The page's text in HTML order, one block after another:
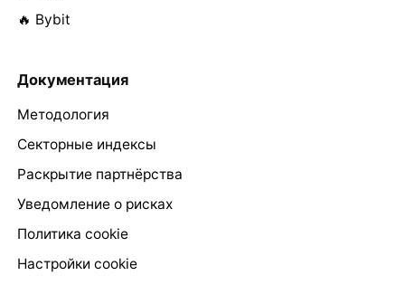
🔥 Bybit
Документация
Методология
Секторные индексы
Раскрытие партнёрства
Уведомление о рисках
Политика cookie
Настройки cookie